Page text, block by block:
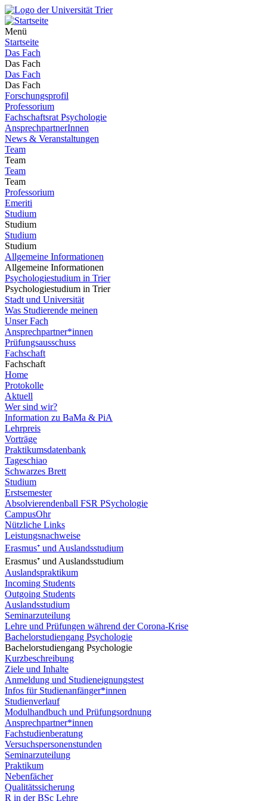
Menü
Startseite
Das Fach
Das Fach
Das Fach
Das Fach
Forschungsprofil
Professorium
Fachschaftsrat Psychologie
AnsprechpartnerInnen
News & Veranstaltungen
Team
Team
Team
Team
Professorium
Emeriti
Studium
Studium
Studium
Studium
Allgemeine Informationen
Allgemeine Informationen
Psychologiestudium in Trier
Psychologiestudium in Trier
Stadt und Universität
Was Studierende meinen
Unser Fach
Ansprechpartner*innen
Prüfungsausschuss
Fachschaft
Fachschaft
Home
Protokolle
Aktuell
Wer sind wir?
Information zu BaMa & PiA
Lehrpreis
Vorträge
Praktikumsdatenbank
Tageschiao
Schwarzes Brett
Studium
Erstsemester
Absolvierendenball FSR PSychologie
CampusOhr
Nützliche Links
Leistungsnachweise
Erasmus⁺ und Auslandsstudium
Erasmus⁺ und Auslandsstudium
Auslandspraktikum
Incoming Students
Outgoing Students
Auslandsstudium
Seminarzuteilung
Lehre und Prüfungen während der Corona-Krise
Bachelorstudiengang Psychologie
Bachelorstudiengang Psychologie
Kurzbeschreibung
Ziele und Inhalte
Anmeldung und Studieneignungstest
Infos für Studienanfänger*innen
Studienverlauf
Modulhandbuch und Prüfungsordnung
Ansprechpartner*innen
Fachstudienberatung
Versuchspersonenstunden
Seminarzuteilung
Praktikum
Nebenfächer
Qualitätssicherung
R in der BSc Lehre